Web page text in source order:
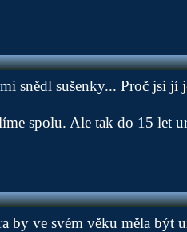
snědl sušenky... Proč jsi jí
spolu. Ale tak do 15 let
by ve svém věku měla být